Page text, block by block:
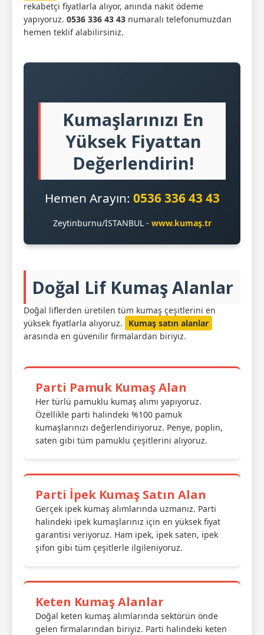
rekabetçi fiyatlarla alıyor, anında nakit ödeme
yapıyoruz. 0536 336 43 43 numaralı telefonumuzdan
hemen teklif alabilirsiniz.
Kumaşlarınızı En
Yüksek Fiyattan
Değerlendirin!
Hemen Arayın: 0536 336 43 43
Zeytinburnu/İSTANBUL - www.kumaş.tr
Doğal Lif Kumaş Alanlar
Doğal liflerden üretilen tüm kumaş çeşitlerini en
yüksek fiyatlarla alıyoruz.
Kumaş satın alanlar
arasında en güvenilir firmalardan biriyiz.
Parti Pamuk Kumaş Alan
Her türlü pamuklu kumaş alımı yapıyoruz.
Özellikle parti halindeki %100 pamuk
kumaşlarınızı değerlendiriyoruz. Penye, poplin,
saten gibi tüm pamuklu çeşitlerini alıyoruz.
Parti İpek Kumaş Satın Alan
Gerçek ipek kumaş alımlarında uzmanız. Parti
halindeki ipek kumaşlarınız için en yüksek fiyat
garantisi veriyoruz. Ham ipek, ipek saten, ipek
şifon gibi tüm çeşitlerle ilgileniyoruz.
Keten Kumaş Alanlar
Doğal keten kumaş alımlarında sektörün önde
gelen firmalarından biriyiz. Parti halindeki keten